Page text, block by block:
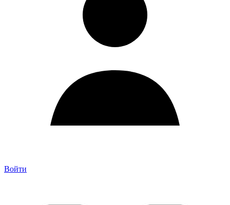
Войти